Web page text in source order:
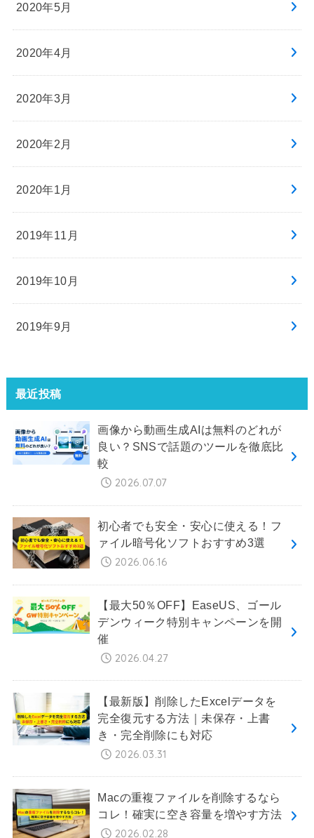
2020年5月
2020年4月
2020年3月
2020年2月
2020年1月
2019年11月
2019年10月
2019年9月
最近投稿
画像から動画生成AIは無料のどれが
良い？SNSで話題のツールを徹底比
較
2026.07.07
初心者でも安全・安心に使える！フ
ァイル暗号化ソフトおすすめ3選
2026.06.16
【最大50％OFF】EaseUS、ゴール
デンウィーク特別キャンペーンを開
催
2026.04.27
【最新版】削除したExcelデータを
完全復元する方法｜未保存・上書
き・完全削除にも対応
2026.03.31
Macの重複ファイルを削除するなら
コレ！確実に空き容量を増やす方法
2026.02.28